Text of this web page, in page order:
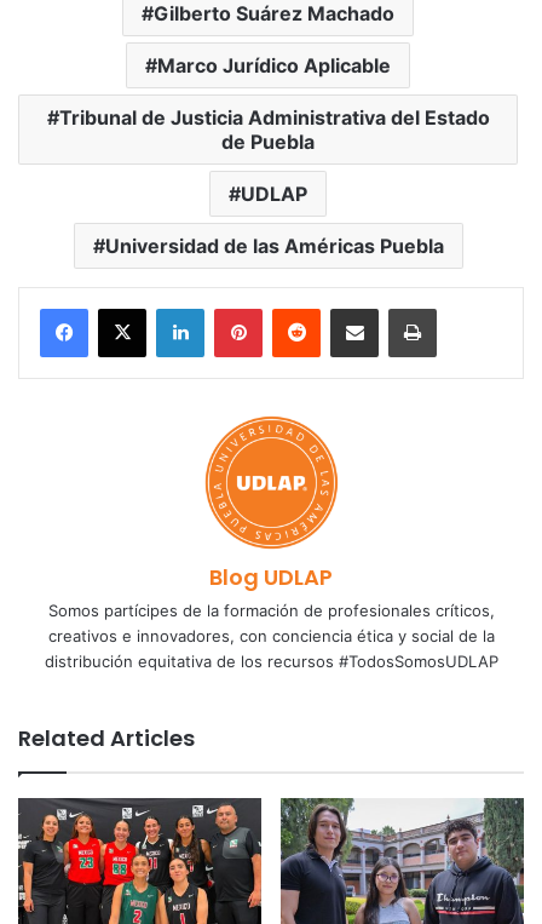
Gilberto Suárez Machado
Marco Jurídico Aplicable
Tribunal de Justicia Administrativa del Estado
de Puebla
UDLAP
Universidad de las Américas Puebla
LinkedInPinterestReddit Share via Email Print
Blog UDLAP
Somos partícipes de la formación de profesionales críticos,
creativos e innovadores, con conciencia ética y social de la
distribución equitativa de los recursos #TodosSomosUDLAP
Related Articles